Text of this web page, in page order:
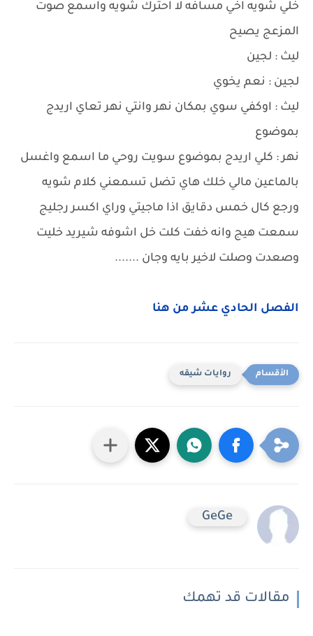
خلي شويه اخي مسافه لا احترك شويه واسمع صوت
المزعج يصيح
ليث : لجين
لجين : نعم يخوي
ليث : اوكفي سوي بمكان نهر وانتي نهر تعاي اريدج
بموضوع
نهر : كلي اريدج بموضوع سويت روحي ما اسمع واغسل
بالماعين مالي خلك هاي تضل تسمعني كلام شويه
ورجع كال خمس دقايق اذا ماجيتي وراي اكسر رجليج
سمعت هيج وانه خفت كلت خل اشوفه شيريد خليت
وصعدت وصلت لاخير بايه وجان .......
الفصل الحادي عشر من هنا
روايات شيقه
GeGe
مقالات قد تهمك